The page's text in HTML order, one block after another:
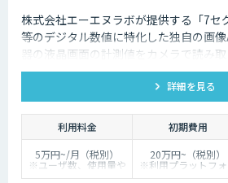
株式会社エーエヌラボが提供する「7セ
等のデジタル数値に特化した独自の画
器の液晶画面の計測値をカメラで読み取
して記録するサービスです
詳細を見る
利用料金 初期費用
5万円~/月（税別）
※ユーザ数、使用量や
カスタマイズ要望に応
20万円~（税別）
※利用プラットフォ
ムや必要なチュー